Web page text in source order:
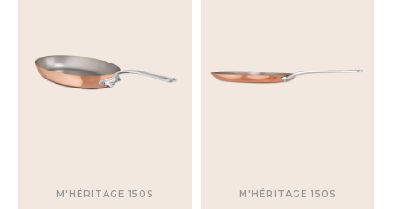
M'HÉRITAGE 150S M'HÉRITAGE 150S